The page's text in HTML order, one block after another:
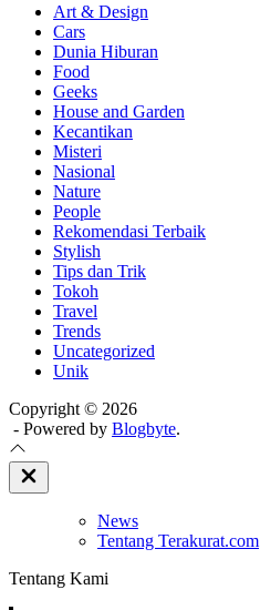
Art & Design
Cars
Dunia Hiburan
Food
Geeks
House and Garden
Kecantikan
Misteri
Nasional
Nature
People
Rekomendasi Terbaik
Stylish
Tips dan Trik
Tokoh
Travel
Trends
Uncategorized
Unik
Copyright © 2026
- Powered by Blogbyte.
Close
Off
News
Tentang Terakurat.com
Tentang Kami